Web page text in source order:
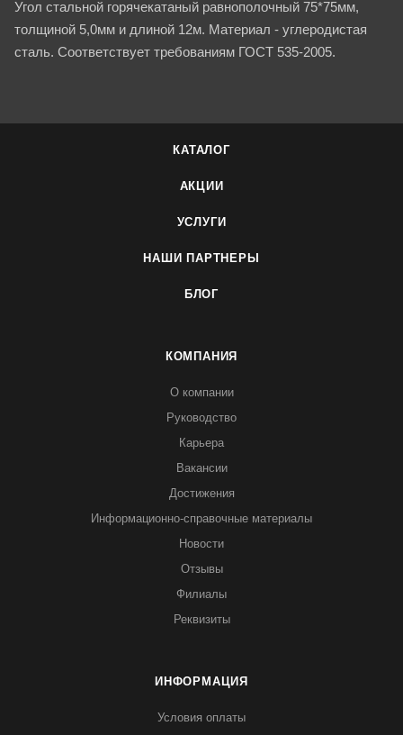
Угол стальной горячекатаный равнополочный 75*75мм,
толщиной 5,0мм и длиной 12м. Материал - углеродистая
сталь. Соответствует требованиям ГОСТ 535-2005.
КАТАЛОГ
АКЦИИ
УСЛУГИ
НАШИ ПАРТНЕРЫ
БЛОГ
КОМПАНИЯ
О компании
Руководство
Карьера
Вакансии
Достижения
Информационно-справочные материалы
Новости
Отзывы
Филиалы
Реквизиты
ИНФОРМАЦИЯ
Условия оплаты